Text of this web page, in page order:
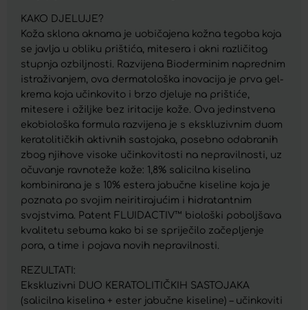
KAKO DJELUJE?
Koža sklona aknama je uobičajena kožna tegoba koja
se javlja u obliku prištića, mitesera i akni različitog
stupnja ozbiljnosti. Razvijena Bioderminim naprednim
istraživanjem, ova dermatološka inovacija je prva gel-
krema koja učinkovito i brzo djeluje na prištiće,
mitesere i ožiljke bez iritacije kože. Ova jedinstvena
ekobiološka formula razvijena je s ekskluzivnim duom
keratolitičkih aktivnih sastojaka, posebno odabranih
zbog njihove visoke učinkovitosti na nepravilnosti, uz
očuvanje ravnoteže kože: 1,8% salicilna kiselina
kombinirana je s 10% estera jabučne kiseline koja je
poznata po svojim neiritirajućim i hidratantnim
svojstvima. Patent FLUIDACTIV™ biološki poboljšava
kvalitetu sebuma kako bi se spriječilo začepljenje
pora, a time i pojava novih nepravilnosti.
REZULTATI:
Ekskluzivni DUO KERATOLITIČKIH SASTOJAKA
(salicilna kiselina + ester jabučne kiseline) – učinkoviti